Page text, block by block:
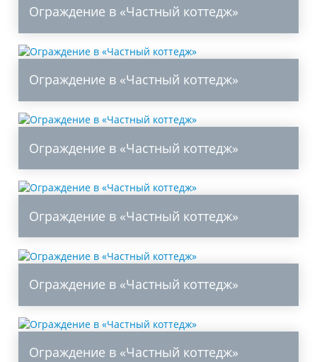
Ограждение в «Частный коттедж»
Ограждение в «Частный коттедж»
Ограждение в «Частный коттедж»
Ограждение в «Частный коттедж»
Ограждение в «Частный коттедж»
Ограждение в «Частный коттедж»